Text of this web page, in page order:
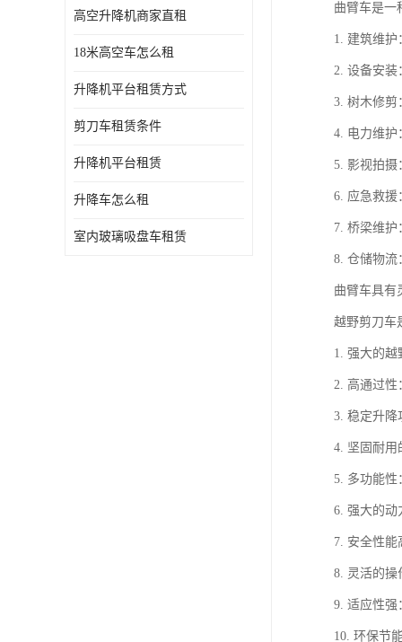
高空升降机商家直租
18米高空车怎么租
升降机平台租赁方式
剪刀车租赁条件
升降机平台租赁
升降车怎么租
室内玻璃吸盘车租赁
曲臂车是一
1. 建筑维护
2. 设备安装
3. 树木修剪
4. 电力维护
5. 影视拍摄
6. 应急救援
7. 桥梁维护
8. 仓储物流
曲臂车具有
越野剪刀车
1. 强大的越
2. 高通过性
3. 稳定升降
4. 坚固耐用
5. 多功能性
6. 强大的动
7. 安全性能
8. 灵活的操
9. 适应性强
10. 环保节